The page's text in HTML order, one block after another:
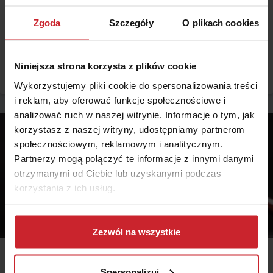
Zgoda Szczegóły O plikach cookies
Niniejsza strona korzysta z plików cookie
Wykorzystujemy pliki cookie do spersonalizowania treści
i reklam, aby oferować funkcje społecznościowe i
analizować ruch w naszej witrynie. Informacje o tym, jak
korzystasz z naszej witryny, udostępniamy partnerom
społecznościowym, reklamowym i analitycznym.
Partnerzy mogą połączyć te informacje z innymi danymi
otrzymanymi od Ciebie lub uzyskanymi podczas
korzystania z ich usług.
Dowiedz się więcej na temat tego, kim jesteśmy, jak
można się z nami skontaktować i w jaki sposób
przetwarzamy dane osobowe w ramachPolityki
Zezwól na wszystkie
za ubezpieczenie są ogromne. Jedni płacą zaledwie nieco ponad
i jak obniżyć koszty ubezpieczenia samochodu? Odpowiadamy na
podstawie najnowszych danych z rynku.